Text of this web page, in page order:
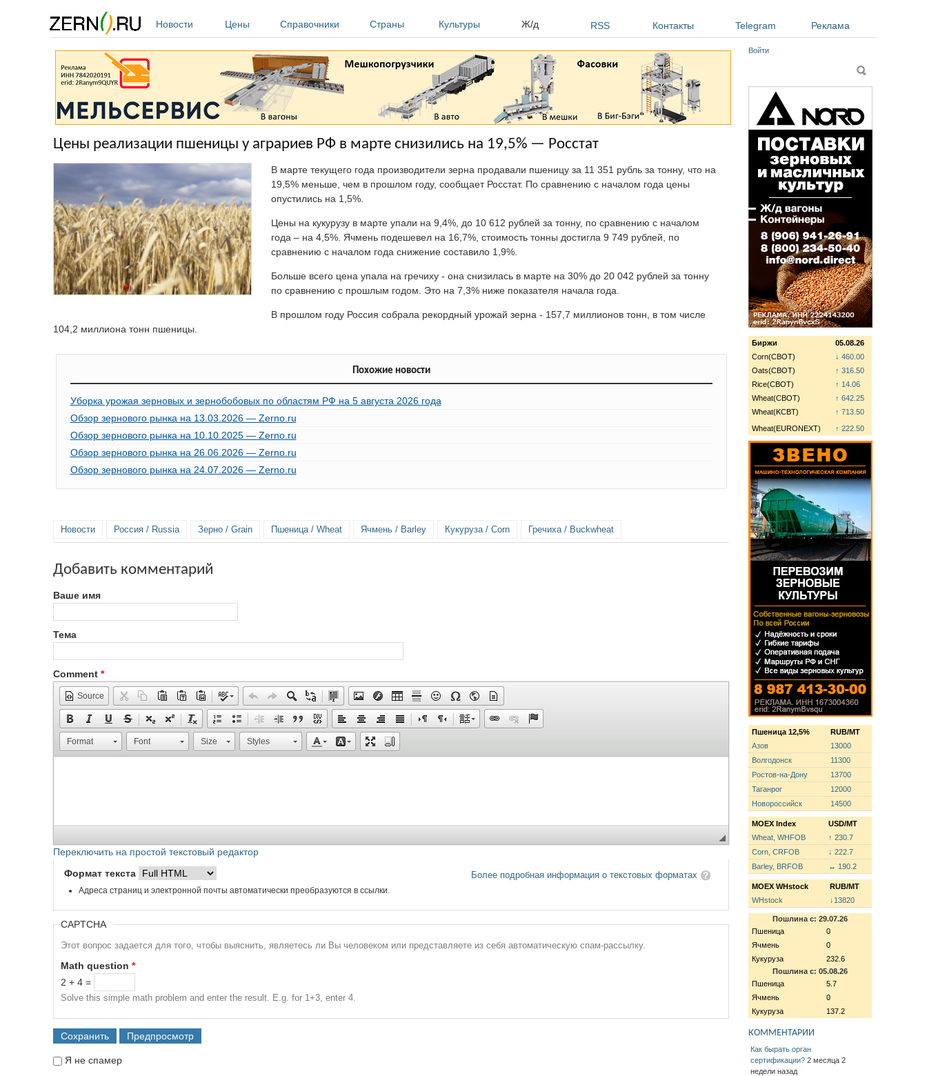
Новости
Цены Справочники Страны Культуры Ж/д RSS Контакты Telegram Реклама
Цены реализации пшеницы у аграриев РФ в марте снизились на 19,5% — Росстат
В марте текущего года производители зерна продавали пшеницу за 11 351 рубль за тонну, что на
19,5% меньше, чем в прошлом году, сообщает Росстат. По сравнению с началом года цены
опустились на 1,5%.
Цены на кукурузу в марте упали на 9,4%, до 10 612 рублей за тонну, по сравнению с началом
года – на 4,5%. Ячмень подешевел на 16,7%, стоимость тонны достигла 9 749 рублей, по
сравнению с началом года снижение составило 1,9%.
Больше всего цена упала на гречиху - она снизилась в марте на 30% до 20 042 рублей за тонну
по сравнению с прошлым годом. Это на 7,3% ниже показателя начала года.
В прошлом году Россия собрала рекордный урожай зерна - 157,7 миллионов тонн, в том числе
104,2 миллиона тонн пшеницы.
Похожие новости
Уборка урожая зерновых и зернобобовых по областям РФ на 5 августа 2026 года
Обзор зернового рынка на 13.03.2026 — Zerno.ru
Обзор зернового рынка на 10.10.2025 — Zerno.ru
Обзор зернового рынка на 26.06.2026 — Zerno.ru
Обзор зернового рынка на 24.07.2026 — Zerno.ru
Новости Россия / Russia Зерно / Grain Пшеница / Wheat Ячмень / Barley Кукуруза / Corn Гречиха / Buckwheat
Добавить комментарий
Ваше имя
Тема
Comment *
Source
Format Font Size Styles
Переключить на простой текстовый редактор
Более подробная информация о текстовых форматах
Формат текста
Адреса страниц и электронной почты автоматически преобразуются в ссылки.
CAPTCHA
Этот вопрос задается для того, чтобы выяснить, являетесь ли Вы человеком или представляете из себя автоматическую спам-рассылку.
Math question *
2 + 4 =
Solve this simple math problem and enter the result. E.g. for 1+3, enter 4.
Я не спамер
Войти
Поиск
Биржи
05.08.26
Corn(CBOT)
↓ 460.00
Oats(CBOT)
↑ 316.50
Rice(CBOT)
↑ 14.06
Wheat(CBOT)
↑ 642.25
Wheat(KCBT)
↑ 713.50
Wheat(EURONEXT)
↑ 222.50
Пшеница 12,5%
RUB/MT
Азов
13000
Волгодонск
11300
Ростов-на-Дону
13700
Таганрог
12000
Новороссийск
14500
MOEX Index
USD/MT
Wheat, WHFOB
↑ 230.7
Corn, CRFOB
↓ 222.7
Barley, BRFOB
↔ 190.2
MOEX WHstock
RUB/MT
WHstock
↓13820
Пошлина с: 29.07.26
Пшеница
0
Ячмень
0
Кукуруза
232.6
Пошлина с: 05.08.26
Пшеница
5.7
Ячмень
0
Кукуруза
137.2
КОММЕНТАРИИ
Как бырать орган
сертификации? 2 месяца 2
недели назад